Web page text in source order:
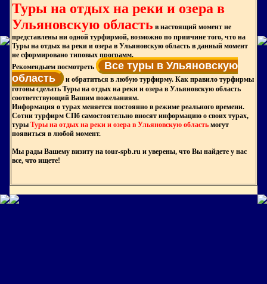
Туры на отдых на реки и озера в
Ульяновскую область в настоящий момент не
представлены ни одной турфирмой, возможно по приичине того, что на
Туры на отдых на реки и озера в Ульяновскую область в данный момент
не сформировано типовых программ.
Рекомендыем посмотреть Все туры в Ульяновскую
область и обратиться в любую турфирму. Как правило турфирмы
готовы сделать Туры на отдых на реки и озера в Ульяновскую область
соответствующий Вашим пожеланиям.
Информация о турах меняется постоянно в режиме реального времени.
Сотни турфирм СПб самостоятельно вносят информацию о своих турах,
туры Туры на отдых на реки и озера в Ульяновскую область могут
появиться в любой момент.
Мы рады Вашему визиту на tour-spb.ru и уверены, что Вы найдете у нас
все, что ищете!